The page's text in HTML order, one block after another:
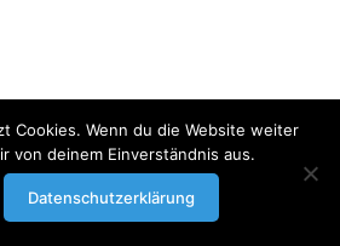
Cookies. Wenn du die Website weiter
von deinem Einverständnis aus.
Datenschutzerklärung